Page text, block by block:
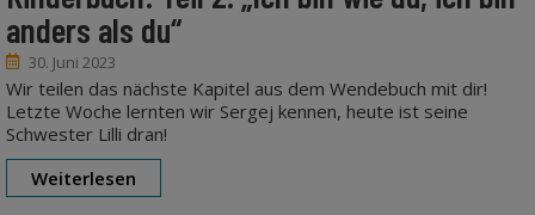
anders als du“
30. Juni 2023
Wir teilen das nächste Kapitel aus dem Wendebuch mit dir!
Letzte Woche lernten wir Sergej kennen, heute ist seine
Schwester Lilli dran!
Weiterlesen